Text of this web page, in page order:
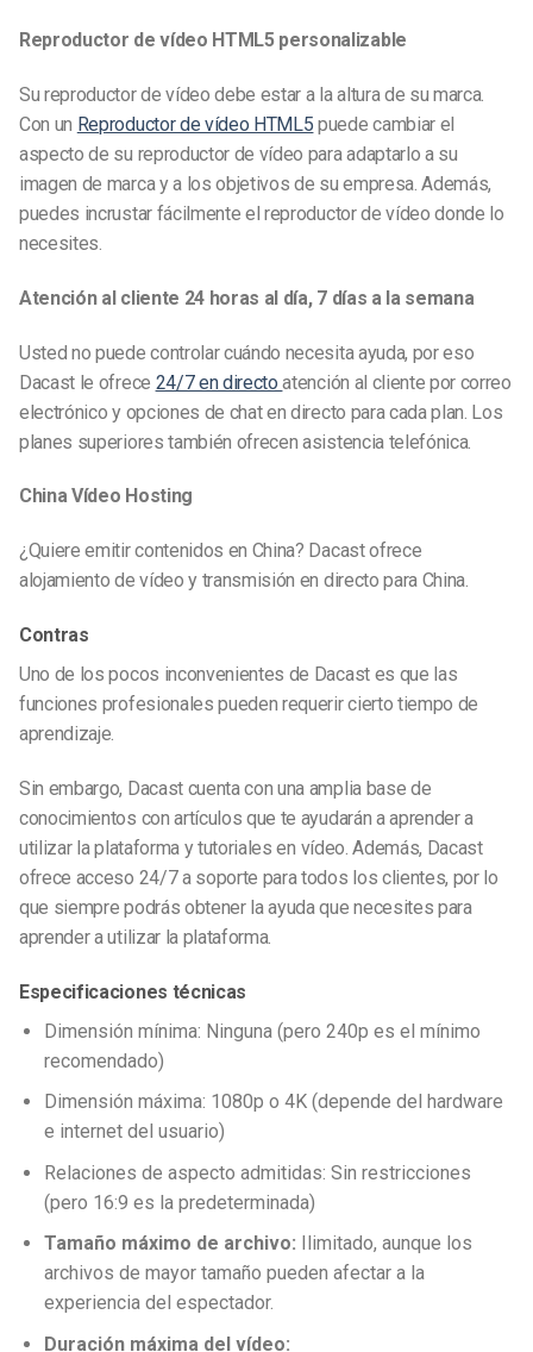
Reproductor de vídeo HTML5 personalizable
Su reproductor de vídeo debe estar a la altura de su marca.
Con un Reproductor de vídeo HTML5 puede cambiar el
aspecto de su reproductor de vídeo para adaptarlo a su
imagen de marca y a los objetivos de su empresa. Además,
puedes incrustar fácilmente el reproductor de vídeo donde lo
necesites.
Atención al cliente 24 horas al día, 7 días a la semana
Usted no puede controlar cuándo necesita ayuda, por eso
Dacast le ofrece 24/7 en directoatención al cliente por correo
electrónico y opciones de chat en directo para cada plan. Los
planes superiores también ofrecen asistencia telefónica.
China Vídeo Hosting
¿Quiere emitir contenidos en China? Dacast ofrece
alojamiento de vídeo y transmisión en directo para China.
Contras
Uno de los pocos inconvenientes de Dacast es que las
funciones profesionales pueden requerir cierto tiempo de
aprendizaje.
Sin embargo, Dacast cuenta con una amplia base de
conocimientos con artículos que te ayudarán a aprender a
utilizar la plataforma y tutoriales en vídeo. Además, Dacast
ofrece acceso 24/7 a soporte para todos los clientes, por lo
que siempre podrás obtener la ayuda que necesites para
aprender a utilizar la plataforma.
Especificaciones técnicas
Dimensión mínima: Ninguna (pero 240p es el mínimo
recomendado)
Dimensión máxima: 1080p o 4K (depende del hardware
e internet del usuario)
Relaciones de aspecto admitidas: Sin restricciones
(pero 16:9 es la predeterminada)
Tamaño máximo de archivo:
Ilimitado, aunque los
archivos de mayor tamaño pueden afectar a la
experiencia del espectador.
Duración máxima del vídeo: